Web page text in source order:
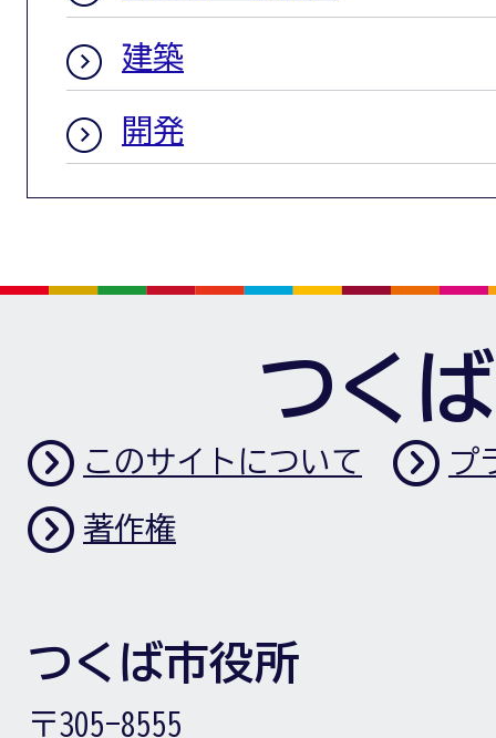
建築
開発
つく
このサイトについて プ
著作権
つくば市役所
〒305-8555